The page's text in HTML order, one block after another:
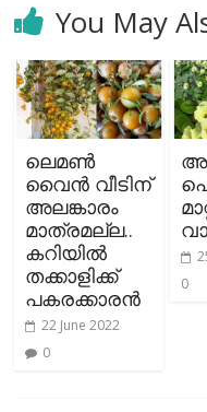
You May
ലെമണ്‍
വൈന്‍ വീടിന്
അലങ്കാരം
മാത്രമല്ല..
കറിയില്‍
തക്കാളിക്ക്
പകരക്കാരന്‍
22 June 2022
0
0